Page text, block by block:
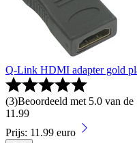
Q-Link HDMI adapter gold
(3)Beoordeeld met 5.0 van
11 .99
Prijs: 11.99 euro